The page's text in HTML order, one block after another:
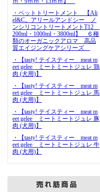
・ペットトリートメント 【Ali
el&C。アリールアンドシー ノ
ンシリコントリートメントT12
200ml・1000ml・3800ml】 ６種
類のオーガニックアロマ 高品
質エイジングケアシリーズ
・【tasty! テイスティー meat m
eet gelee ミートミートジュレ 鶏
肉 (犬用)】
・【tasty! テイスティー meat m
eet gelee ミートミートジュレ 馬
肉 (犬用)】
・【tasty! テイスティー meat m
eet gelee ミートミートジュレ 豚
肉 (犬用)】
・【tasty! テイスティー meat m
eet gelee ミートミートジュレ 牛
肉 (犬用)】